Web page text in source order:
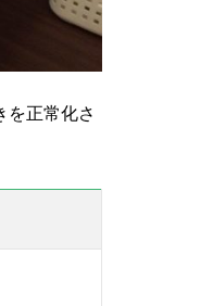
を正常化さ